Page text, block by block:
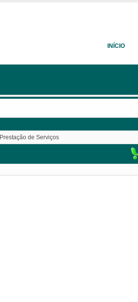
INÍCIO
Prestação de Serviços